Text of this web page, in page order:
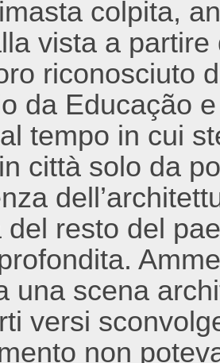
colpita,
vista a
riconosciuto
da Educação
tempo in cui
città solo da
del resto del
una scena
versi
non